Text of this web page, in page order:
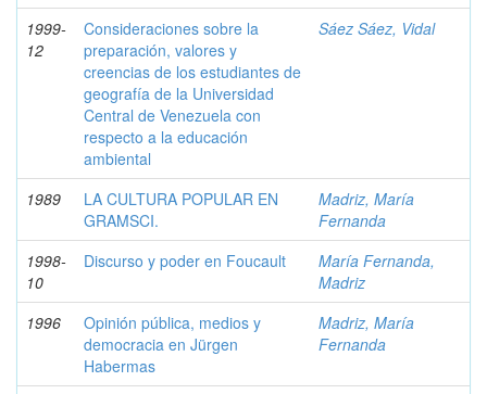
1999-
12
Consideraciones sobre la
preparación, valores y
creencias de los estudiantes de
geografía de la Universidad
Central de Venezuela con
respecto a la educación
ambiental
Sáez Sáez, Vidal
1989
LA CULTURA POPULAR EN
GRAMSCI.
Madriz, María
Fernanda
1998-
10
Discurso y poder en Foucault
María Fernanda,
Madriz
1996
Opinión pública, medios y
democracia en Jürgen
Habermas
Madriz, María
Fernanda